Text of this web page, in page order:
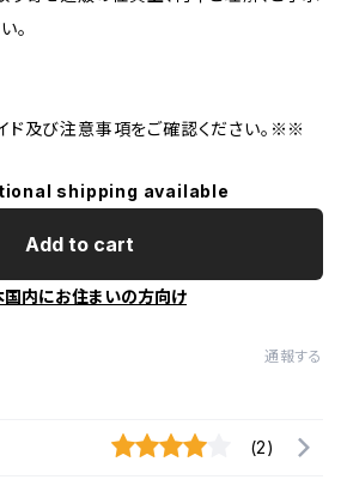
。
及び注意事項をご確認ください。※※
shipping available
Add to cart
国内にお住まいの方向け
通報する
(2)